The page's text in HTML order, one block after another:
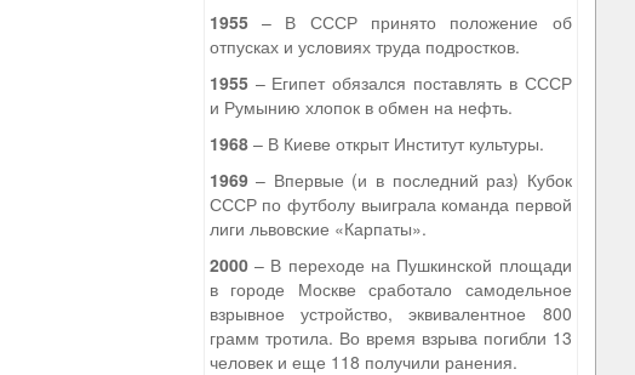
1955– В СССР принято положение об
отпусках и условиях труда подростков.
1955– Египет обязался поставлять в СССР
и Румынию хлопок в обмен на нефть.
1968– В Киеве открыт Институт культуры.
1969– Впервые (и в последний раз) Кубок
СССР по футболу выиграла команда первой
лиги львовские «Карпаты».
2000– В переходе на Пушкинской площади
в городе Москве сработало самодельное
взрывное устройство, эквивалентное 800
грамм тротила. Во время взрыва погибли 13
человек и еще 118 получили ранения.